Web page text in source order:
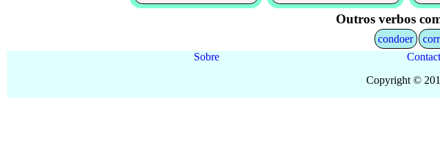
Outros verbos
condoer
Sobre
Copyright ©